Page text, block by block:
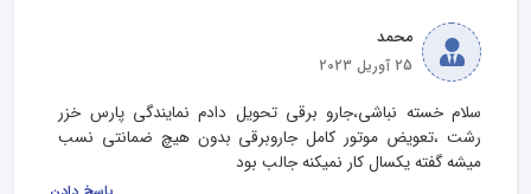
محمد
25 آوریل 2023
سلام خسته نباشی،جارو برقی تحویل دادم نمایندگی پارس خزر
رشت ،تعویض موتور کامل جاروبرقی بدون هیچ ضمانتی نسب
میشه گفته یکسال کار نمیکنه جالب بود